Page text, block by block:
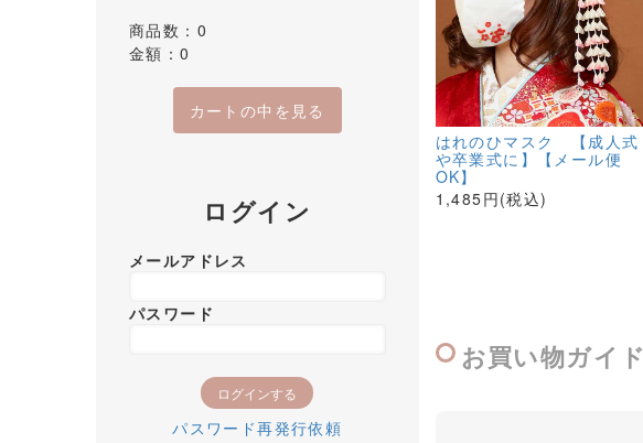
商品数：0
金額：0
カートの中を見る
ログイン
メールアドレス
パスワード
パスワード再発行依頼
はれのひマスク 【成人式
や卒業式に】【メール便
OK】
1,485円(税込)
お買い物ガイド